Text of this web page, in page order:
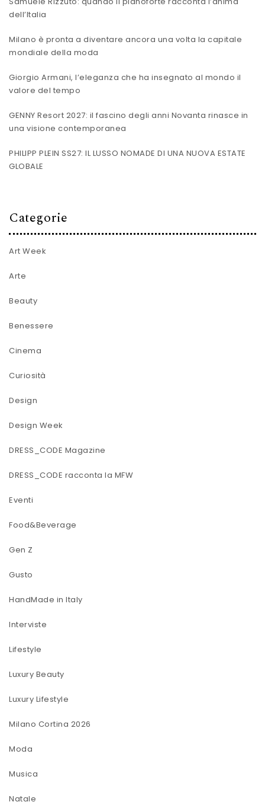
dell’Italia
Milano è pronta a diventare ancora una volta la capitale
mondiale della moda
Giorgio Armani, l’eleganza che ha insegnato al mondo il
valore del tempo
GENNY Resort 2027: il fascino degli anni Novanta rinasce in
una visione contemporanea
PHILIPP PLEIN SS27: IL LUSSO NOMADE DI UNA NUOVA ESTATE
GLOBALE
Categorie
Art Week
Arte
Beauty
Benessere
Cinema
Curiosità
Design
Design Week
DRESS_CODE Magazine
DRESS_CODE racconta la MFW
Eventi
Food&Beverage
Gen Z
Gusto
HandMade in Italy
Interviste
Lifestyle
Luxury Beauty
Luxury Lifestyle
Milano Cortina 2026
Moda
Musica
Natale